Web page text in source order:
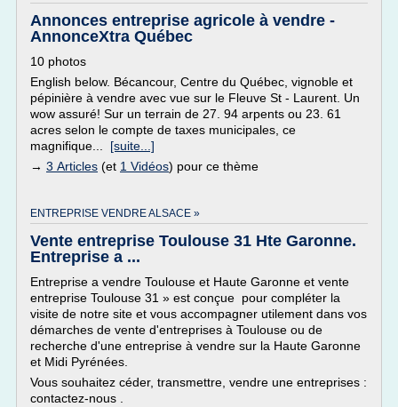
Annonces entreprise agricole à vendre -
AnnonceXtra Québec
10 photos
English below. Bécancour, Centre du Québec, vignoble et
pépinière à vendre avec vue sur le Fleuve St - Laurent. Un
wow assuré! Sur un terrain de 27. 94 arpents ou 23. 61
acres selon le compte de taxes municipales, ce
magnifique... [suite...]
→ 3 Articles (et 1 Vidéos) pour ce thème
ENTREPRISE VENDRE ALSACE »
Vente entreprise Toulouse 31 Hte Garonne.
Entreprise a ...
Entreprise a vendre Toulouse et Haute Garonne et vente
entreprise Toulouse 31 » est conçue pour compléter la
visite de notre site et vous accompagner utilement dans vos
démarches de vente d'entreprises à Toulouse ou de
recherche d'une entreprise à vendre sur la Haute Garonne
et Midi Pyrénées.
Vous souhaitez céder, transmettre, vendre une entreprises :
contactez-nous .